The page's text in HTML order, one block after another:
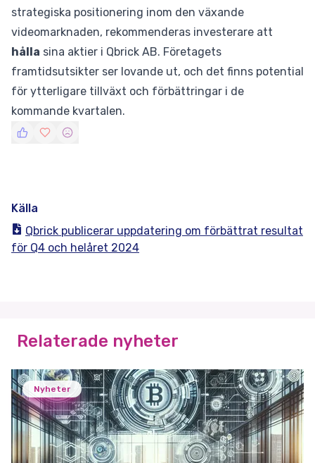
strategiska positionering inom den växande
videomarknaden, rekommenderas investerare att
hålla sina aktier i Qbrick AB. Företagets
framtidsutsikter ser lovande ut, och det finns potential
för ytterligare tillväxt och förbättringar i de
kommande kvartalen.
Källa
Qbrick publicerar uppdatering om förbättrat resultat
för Q4 och helåret 2024
Relaterade nyheter
Nyheter